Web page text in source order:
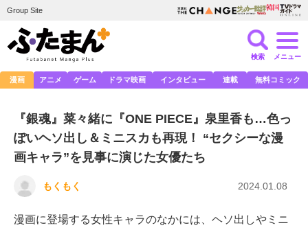
Group Site
検索 メニュー
漫画 アニメ ゲーム ドラマ映画 インタビュー 連載 無料コミック
『銀魂』菜々緒に『ONE PIECE』泉里香も…色っ
ぽいヘソ出し＆ミニスカも再現！ “セクシーな漫
画キャラ”を見事に演じた女優たち
もくもく 2024.01.08
漫画に登場する女性キャラのなかには、ヘソ出しやミニ